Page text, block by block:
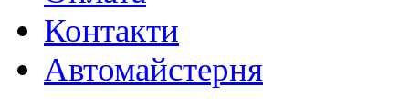
Контакти
Автомайстерня